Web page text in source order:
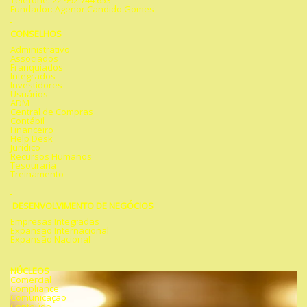
Fundador: Agenor Candido Gomes
CONSELHOS
Administrativo
Associados
Franquiados
Integrados
Investidores
Usuários
ADM
Central de Compras
Contábil
Financeiro
Help Desk
Jurídico
Recursos Humanos
Tesouraria
Treinamento
DESENVOLVIMENTO DE NEGÓCIOS
Empresas Integradas
Expansão Internacional
Expansão Nacional
NÚCLEOS
Comercial
Compliance
Comunicação